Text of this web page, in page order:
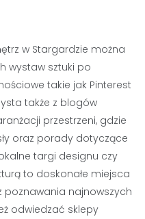
w Stargardzie można
wystaw sztuki po
takie jak Pinterest
także z blogów
przestrzeni, gdzie
oraz porady dotyczące
targi designu czy
to doskonałe miejsca
poznawania najnowszych
odwiedzać sklepy